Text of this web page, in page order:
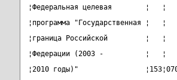
¦Федеральная целевая
¦программа
¦граница Российской
¦Федерации (2003 -          ¦
¦2010 годы)"